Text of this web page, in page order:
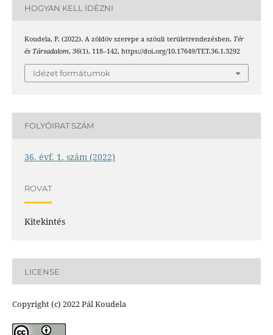
HOGYAN KELL IDÉZNI
Koudela, P. (2022). A zöldöv szerepe a szöuli területrendezésben. Tér
és Társadalom, 36(1), 118–142. https://doi.org/10.17649/TET.36.1.3292
Idézet formátumok
FOLYÓIRAT SZÁM
36. évf. 1. szám (2022)
ROVAT
Kitekintés
LICENSE
Copyright (c) 2022 Pál Koudela